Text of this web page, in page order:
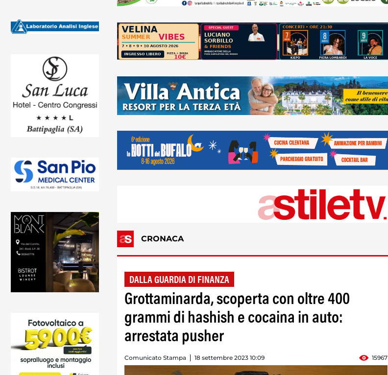
CRONACA
DALLA GUARDIA DI FINANZA
Grottaminarda, scoperta con oltre 400
grammi di hashish e cocaina in auto:
arrestata pusher
Comunicato Stampa 18 settembre 2023 10:09 15967